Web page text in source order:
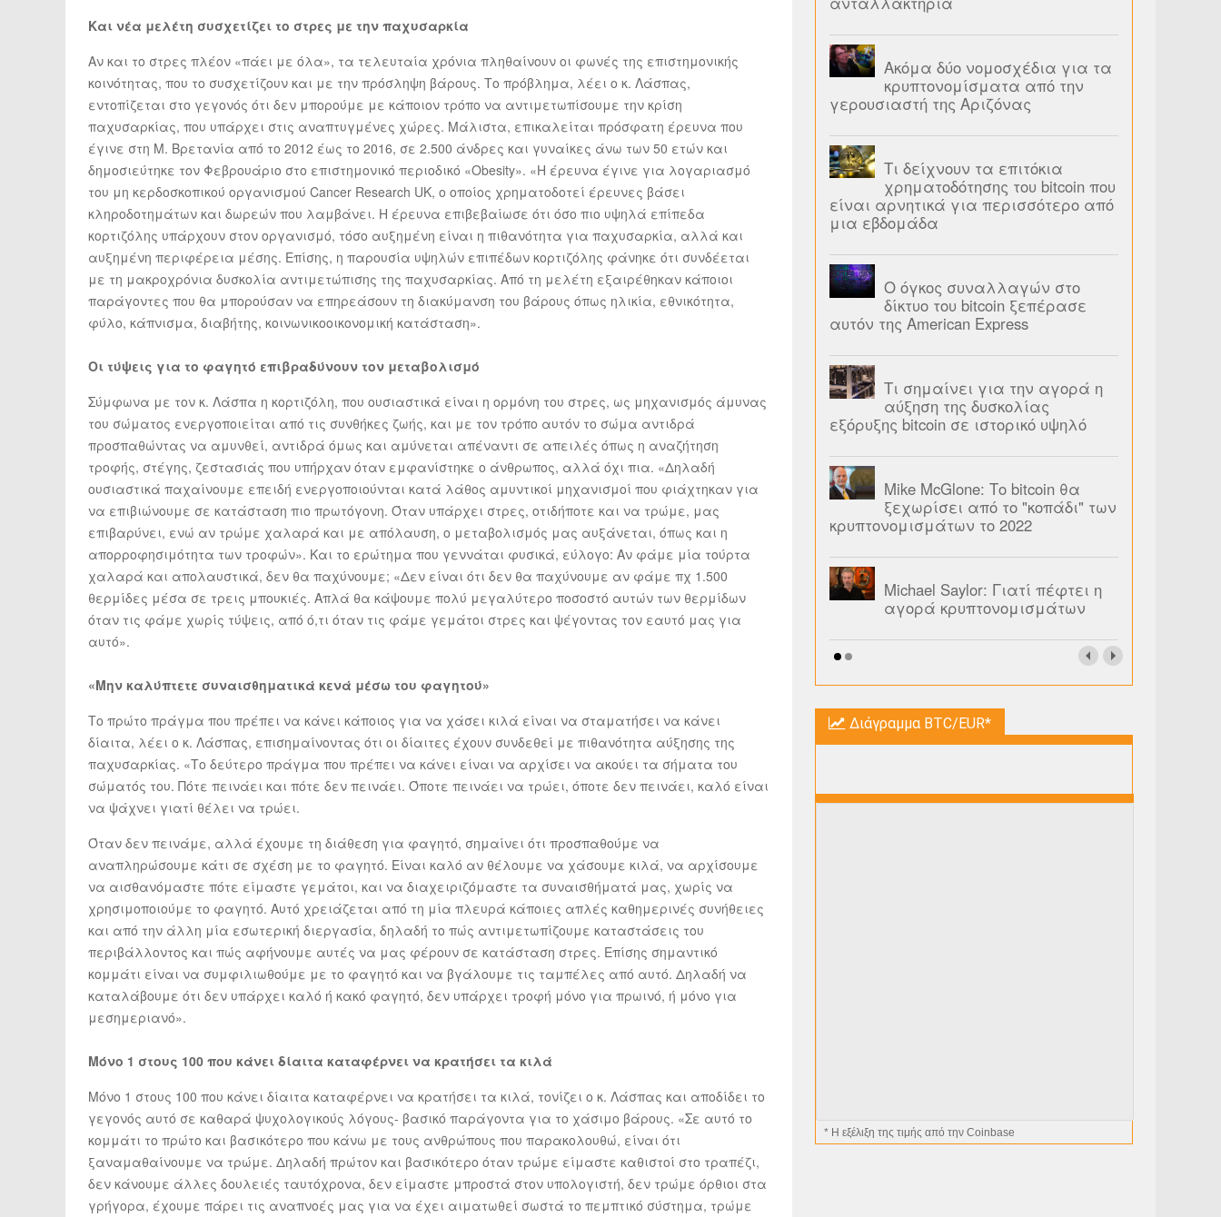
Και νέα μελέτη συσχετίζει το στρες με την παχυσαρκία
Αν και το στρες πλέον «πάει με όλα», τα τελευταία χρόνια πληθαίνουν οι φωνές της επιστημονικής
κοινότητας, που το συσχετίζουν και με την πρόσληψη βάρους. Το πρόβλημα, λέει ο κ. Λάσπας,
εντοπίζεται στο γεγονός ότι δεν μπορούμε με κάποιον τρόπο να αντιμετωπίσουμε την κρίση
παχυσαρκίας, που υπάρχει στις αναπτυγμένες χώρες. Μάλιστα, επικαλείται πρόσφατη έρευνα που
έγινε στη Μ. Βρετανία από το 2012 έως το 2016, σε 2.500 άνδρες και γυναίκες άνω των 50 ετών και
δημοσιεύτηκε τον Φεβρουάριο στο επιστημονικό περιοδικό «Obesity». «Η έρευνα έγινε για λογαριασμό
του μη κερδοσκοπικού οργανισμού Cancer Research UK, ο οποίος χρηματοδοτεί έρευνες βάσει
κληροδοτημάτων και δωρεών που λαμβάνει. Η έρευνα επιβεβαίωσε ότι όσο πιο υψηλά επίπεδα
κορτιζόλης υπάρχουν στον οργανισμό, τόσο αυξημένη είναι η πιθανότητα για παχυσαρκία, αλλά και
αυξημένη περιφέρεια μέσης. Επίσης, η παρουσία υψηλών επιπέδων κορτιζόλης φάνηκε ότι συνδέεται
με τη μακροχρόνια δυσκολία αντιμετώπισης της παχυσαρκίας. Από τη μελέτη εξαιρέθηκαν κάποιοι
παράγοντες που θα μπορούσαν να επηρεάσουν τη διακύμανση του βάρους όπως ηλικία, εθνικότητα,
φύλο, κάπνισμα, διαβήτης, κοινωνικοοικονομική κατάσταση».
Οι τύψεις για το φαγητό επιβραδύνουν τον μεταβολισμό
Σύμφωνα με τον κ. Λάσπα η κορτιζόλη, που ουσιαστικά είναι η ορμόνη του στρες, ως μηχανισμός άμυνας
του σώματος ενεργοποιείται από τις συνθήκες ζωής, και με τον τρόπο αυτόν το σώμα αντιδρά
προσπαθώντας να αμυνθεί, αντιδρά όμως και αμύνεται απέναντι σε απειλές όπως η αναζήτηση
τροφής, στέγης, ζεστασιάς που υπήρχαν όταν εμφανίστηκε ο άνθρωπος, αλλά όχι πια. «Δηλαδή
ουσιαστικά παχαίνουμε επειδή ενεργοποιούνται κατά λάθος αμυντικοί μηχανισμοί που φιάχτηκαν για
να επιβιώνουμε σε κατάσταση πιο πρωτόγονη. Όταν υπάρχει στρες, οτιδήποτε και να τρώμε, μας
επιβαρύνει, ενώ αν τρώμε χαλαρά και με απόλαυση, ο μεταβολισμός μας αυξάνεται, όπως και η
απορροφησιμότητα των τροφών». Και το ερώτημα που γεννάται φυσικά, εύλογο: Αν φάμε μία τούρτα
χαλαρά και απολαυστικά, δεν θα παχύνουμε; «Δεν είναι ότι δεν θα παχύνουμε αν φάμε πχ 1.500
θερμίδες μέσα σε τρεις μπουκιές. Απλά θα κάψουμε πολύ μεγαλύτερο ποσοστό αυτών των θερμίδων
όταν τις φάμε χωρίς τύψεις, από ό,τι όταν τις φάμε γεμάτοι στρες και ψέγοντας τον εαυτό μας για
αυτό».
«Μην καλύπτετε συναισθηματικά κενά μέσω του φαγητού»
Το πρώτο πράγμα που πρέπει να κάνει κάποιος για να χάσει κιλά είναι να σταματήσει να κάνει
δίαιτα, λέει ο κ. Λάσπας, επισημαίνοντας ότι οι δίαιτες έχουν συνδεθεί με πιθανότητα αύξησης της
παχυσαρκίας. «Το δεύτερο πράγμα που πρέπει να κάνει είναι να αρχίσει να ακούει τα σήματα του
σώματός του. Πότε πεινάει και πότε δεν πεινάει. Όποτε πεινάει να τρώει, όποτε δεν πεινάει, καλό είναι
να ψάχνει γιατί θέλει να τρώει.
Όταν δεν πεινάμε, αλλά έχουμε τη διάθεση για φαγητό, σημαίνει ότι προσπαθούμε να
αναπληρώσουμε κάτι σε σχέση με το φαγητό. Είναι καλό αν θέλουμε να χάσουμε κιλά, να αρχίσουμε
να αισθανόμαστε πότε είμαστε γεμάτοι, και να διαχειριζόμαστε τα συναισθήματά μας, χωρίς να
χρησιμοποιούμε το φαγητό. Αυτό χρειάζεται από τη μία πλευρά κάποιες απλές καθημερινές συνήθειες
και από την άλλη μία εσωτερική διεργασία, δηλαδή το πώς αντιμετωπίζουμε καταστάσεις του
περιβάλλοντος και πώς αφήνουμε αυτές να μας φέρουν σε κατάσταση στρες. Επίσης σημαντικό
κομμάτι είναι να συμφιλιωθούμε με το φαγητό και να βγάλουμε τις ταμπέλες από αυτό. Δηλαδή να
καταλάβουμε ότι δεν υπάρχει καλό ή κακό φαγητό, δεν υπάρχει τροφή μόνο για πρωινό, ή μόνο για
μεσημεριανό».
Μόνο 1 στους 100 που κάνει δίαιτα καταφέρνει να κρατήσει τα κιλά
Μόνο 1 στους 100 που κάνει δίαιτα καταφέρνει να κρατήσει τα κιλά, τονίζει ο κ. Λάσπας και αποδίδει το
γεγονός αυτό σε καθαρά ψυχολογικούς λόγους- βασικό παράγοντα για το χάσιμο βάρους. «Σε αυτό το
κομμάτι το πρώτο και βασικότερο που κάνω με τους ανθρώπους που παρακολουθώ, είναι ότι
ξαναμαθαίνουμε να τρώμε. Δηλαδή πρώτον και βασικότερο όταν τρώμε είμαστε καθιστοί στο τραπέζι,
δεν κάνουμε άλλες δουλειές ταυτόχρονα, δεν είμαστε μπροστά στον υπολογιστή, δεν τρώμε όρθιοι στα
γρήγορα, έχουμε πάρει τις αναπνοές μας για να έχει αιματωθεί σωστά το πεμπτικό σύστημα, τρώμε
Ακόμα δύο νομοσχέδια για τα
κρυπτονομίσματα από την
γερουσιαστή της Αριζόνας
Τι δείχνουν τα επιτόκια
χρηματοδότησης του bitcoin που
είναι αρνητικά για περισσότερο από
μια εβδομάδα
Ο όγκος συναλλαγών στο
δίκτυο του bitcoin ξεπέρασε
αυτόν της American Express
Τι σημαίνει για την αγορά η
αύξηση της δυσκολίας
εξόρυξης bitcoin σε ιστορικό υψηλό
Mike McGlone: Το bitcoin θα
ξεχωρίσει από το "κοπάδι" των
κρυπτονομισμάτων το 2022
Michael Saylor: Γιατί πέφτει η
αγορά κρυπτονομισμάτων
Διάγραμμα BTC/EUR*
* H εξέλιξη της τιμής από την Coinbase